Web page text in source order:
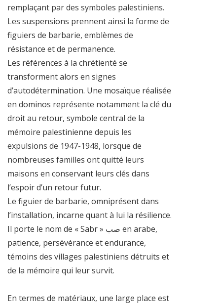
remplaçant par des symboles palestiniens.
Les suspensions prennent ainsi la forme de
figuiers de barbarie, emblèmes de
résistance et de permanence.
Les références à la chrétienté se
transforment alors en signes
d’autodétermination. Une mosaïque réalisée
en dominos représente notamment la clé du
droit au retour, symbole central de la
mémoire palestinienne depuis les
expulsions de 1947-1948, lorsque de
nombreuses familles ont quitté leurs
maisons en conservant leurs clés dans
l’espoir d’un retour futur.
Le figuier de barbarie, omniprésent dans
l’installation, incarne quant à lui la résilience.
Il porte le nom de « Sabr » صب en arabe,
patience, persévérance et endurance,
témoins des villages palestiniens détruits et
de la mémoire qui leur survit.
En termes de matériaux, une large place est